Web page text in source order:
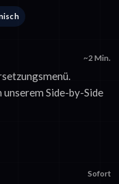
~2 Min.
unserem Side-by-Side
Sofort